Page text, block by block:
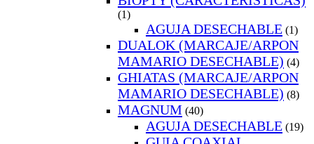
(1)
AGUJA DESECHABLE (1)
DUALOK (MARCAJE/ARPON
MAMARIO DESECHABLE) (4)
GHIATAS (MARCAJE/ARPON
MAMARIO DESECHABLE) (8)
MAGNUM (40)
AGUJA DESECHABLE (19)